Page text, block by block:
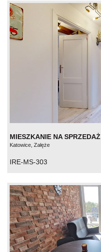
MIESZKANIE NA SPRZEDAŻ
Katowice, Załęże
IRE-MS-303